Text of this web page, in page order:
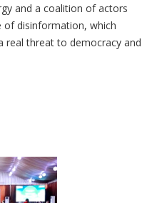
and a coalition of actors
disinformation, which
real threat to democracy and